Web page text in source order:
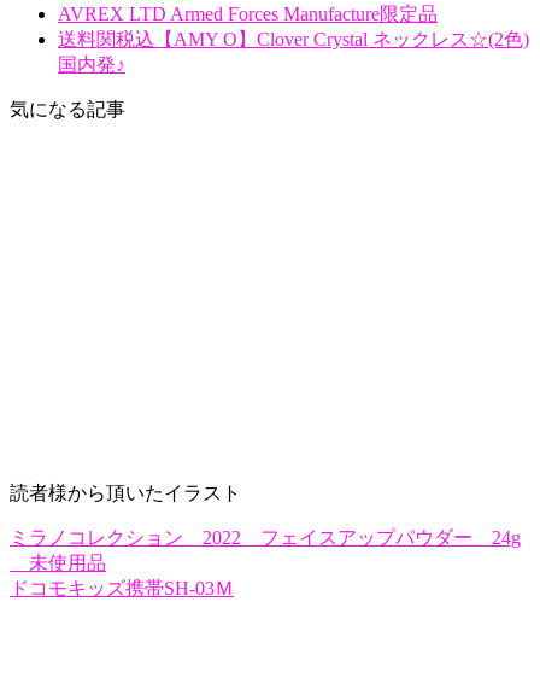
AVREX LTD Armed Forces Manufacture限定品
送料関税込【AMY O】Clover Crystal ネックレス☆(2色)
国内発♪
気になる記事
読者様から頂いたイラスト
ミラノコレクション 2022 フェイスアップパウダー 24g
未使用品
ドコモキッズ携帯SH-03Ｍ